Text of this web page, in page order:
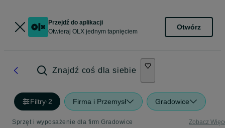
Przejdź do aplikacji
Otwieraj OLX jednym tapnięciem
Otwórz
Znajdź coś dla siebie
Filtry·2 Firma i Przemysł Gradowice
Sprzęt i wyposażenie dla firm Gradowice Zobacz